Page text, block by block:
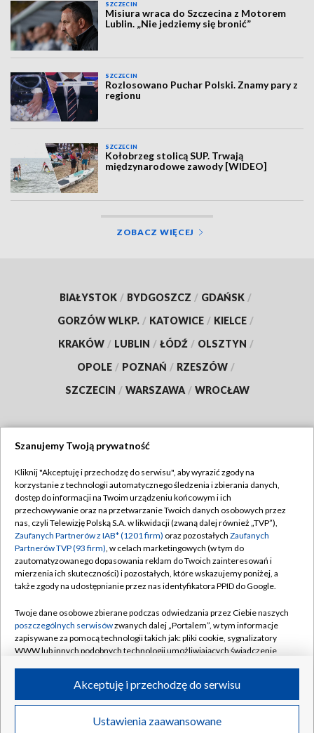
SZCZECIN
Misiura wraca do Szczecina z Motorem
Lublin. „Nie jedziemy się bronić”
SZCZECIN
Rozlosowano Puchar Polski. Znamy pary z
regionu
SZCZECIN
Kołobrzeg stolicą SUP. Trwają
międzynarodowe zawody [WIDEO]
ZOBACZ WIĘCEJ
BIAŁYSTOK / BYDGOSZCZ / GDAŃSK /
GORZÓW WLKP. / KATOWICE / KIELCE /
KRAKÓW / LUBLIN / ŁÓDŹ / OLSZTYN /
OPOLE / POZNAŃ / RZESZÓW /
SZCZECIN / WARSZAWA / WROCŁAW
TVP
Abonament TVP
Emisja w TVP
Centrum informacji TVP
Naziemna Telewizja Cyfrowa
Rada Programowa
System NOS
Informacje o nadawcy
Program dla prasy
Regulamin TVP
Polityka prywatności
Moje zgody
Pomoc
Kontakt
Kanały
©2026 Telewizja Polska S.A. w likwidacji
Szanujemy Twoją prywatność
Kliknij "Akceptuję i przechodzę do serwisu", aby wyrazić zgody na
korzystanie z technologii automatycznego śledzenia i zbierania danych,
dostęp do informacji na Twoim urządzeniu końcowym i ich
przechowywanie oraz na przetwarzanie Twoich danych osobowych przez
nas, czyli Telewizję Polską S.A. w likwidacji (zwaną dalej również „TVP”),
Zaufanych Partnerów z IAB* (1201 firm) oraz pozostałych Zaufanych
Partnerów TVP (93 firm), w celach marketingowych (w tym do
zautomatyzowanego dopasowania reklam do Twoich zainteresowań i
mierzenia ich skuteczności) i pozostałych, które wskazujemy poniżej, a
także zgody na udostępnianie przez nas identyfikatora PPID do Google.
Twoje dane osobowe zbierane podczas odwiedzania przez Ciebie naszych
poszczególnych serwisówzwanych dalej „Portalem”, w tym informacje
zapisywane za pomocą technologii takich jak: pliki cookie, sygnalizatory
WWW lub innych podobnych technologii umożliwiających świadczenie
ruchu w Internecie.
Twoje dane osobowe zbierane podczas odwiedzania przez Ciebie
poszczególnych serwisówna Portalu, takie jak adresy IP, identyfikatory
Ustawienia zaawansowane
Akceptuję i przechodzę do serwisu